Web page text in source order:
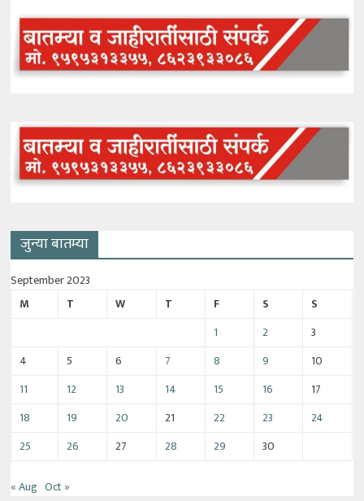
जुन्या बातम्या
September 2023
M
T W T F S
S
1
2
3
4
5 6 7 8 9
10
11
12 13 14 15 16
17
18
19 20 21 22 23
24
25
26 27 28 29 30
« Aug Oct »